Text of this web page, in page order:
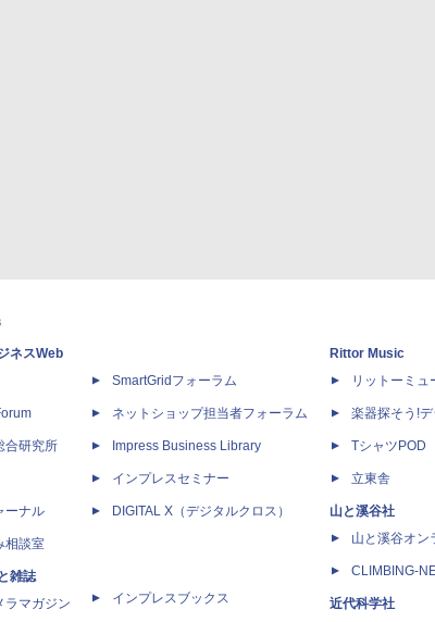
ネスWeb
合研究所
ーナル
相談室
雑誌
ラマガジン
SmartGridフォーラム
ネットショップ担当者フォーラム
Impress Business Library
インプレスセミナー
DIGITAL X（デジタルクロス）
インプレスブックス
Rittor Music
リットーミュ
楽器探そう!デ
TシャツPOD
立東舎
山と溪谷社
山と溪谷オン
CLIMBING-
近代科学社